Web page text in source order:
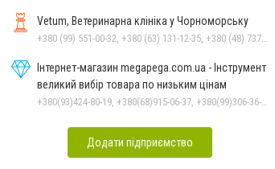
Vetum, Ветеринарна клініка у Чорноморську
Інтернет-магазин megapega.com.ua - Інструмент
великий вибір товара по низьким цінам
Додати підприємство